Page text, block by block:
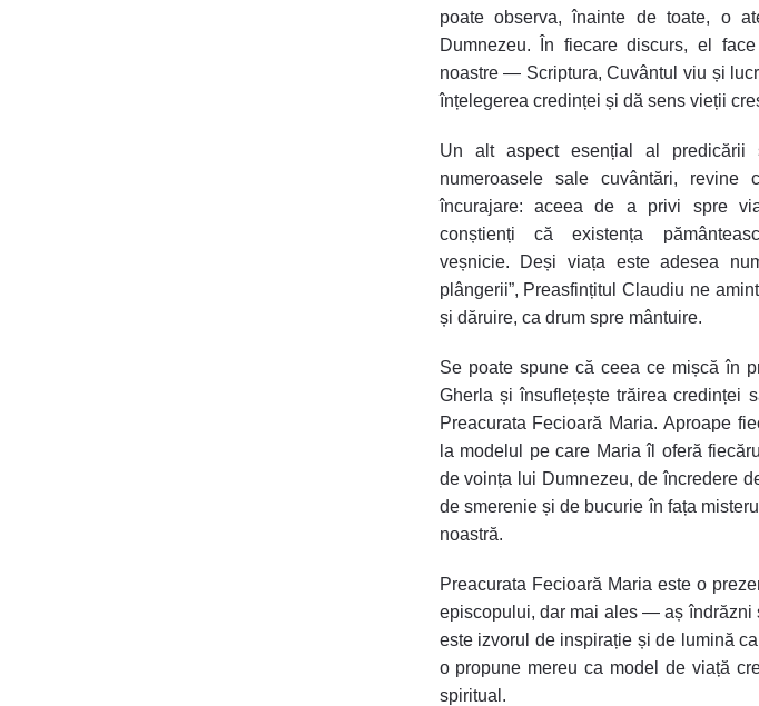
poate observa, înainte de toate, o
Dumnezeu. În fiecare discurs, el
noastre — Scriptura, Cuvântul viu și
înțelegerea credinței și dă sens vieții
Un alt aspect esențial al predicării
numeroasele sale cuvântări, revine
încurajare: aceea de a privi spre
conștienți că existența
veșnicie. Deși viața este adesea
plângerii”, Preasfințitul Claudiu ne
și dăruire, ca drum spre mântuire.
Se poate spune că ceea ce mișcă în
Gherla și însuflețește trăirea credinței
Preacurata Fecioară Maria. Aproape
la modelul pe care Maria îl oferă
de voința lui Dumnezeu, de încredere
de smerenie și de bucurie în fața
noastră.
Preacurata Fecioară Maria este o
episcopului, dar mai ales — aș
este izvorul de inspirație și de lumină
o propune mereu ca model de viață
spiritual .